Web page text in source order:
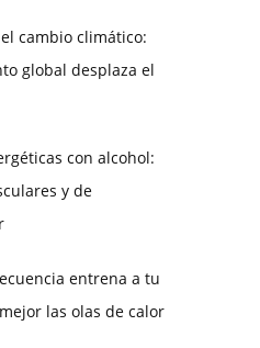
cambio climático:
global desplaza el
con alcohol:
y de
entrena a tu
las olas de calor